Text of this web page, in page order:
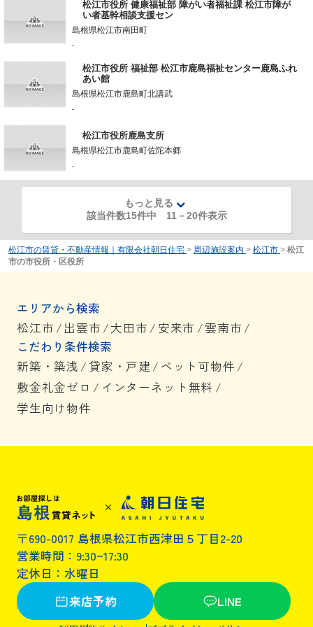
松江市役所 健康福祉部 障がい者福祉課 松江市障が
い者基幹相談支援セン
島根県松江市南田町
-
松江市役所 福祉部 松江市鹿島福祉センター鹿島ふれ
あい館
島根県松江市鹿島町北講武
-
松江市役所鹿島支所
島根県松江市鹿島町佐陀本郷
-
もっと見る
該当件数15件中 11 －20件表示
松江市の賃貸・不動産情報｜有限会社朝日住宅 > 周辺施設案内 > 松江市 > 松江
市の市役所・区役所
エリアから検索
松江市 / 出雲市 /大田市 / 安来市 /雲南市 /
こだわり条件検索
新築・築浅 / 貸家・戸建/ ペット可物件 /
敷金礼金ゼロ / インターネット無料 /
学生向け物件
〒690-0017 島根県松江市西津田５丁目2-20
営業時間：9:30~17:30
定休日：水曜日
来店予約
LINE